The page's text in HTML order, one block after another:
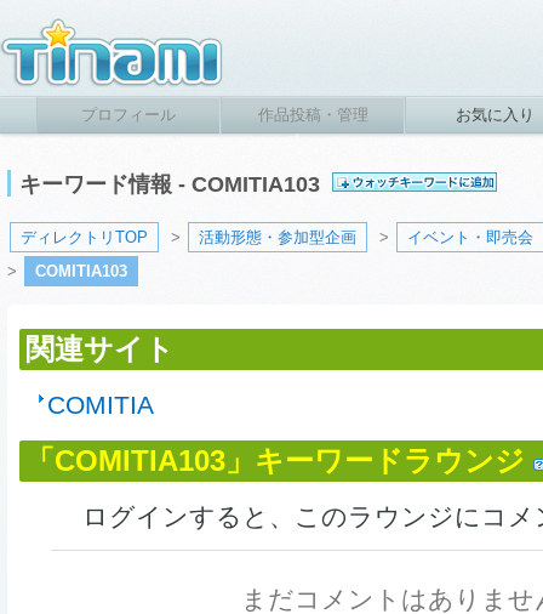
プロフィール 作品投稿・管理 お気に入り
キーワード情報 - COMITIA103
ディレクトリTOP > 活動形態・参加型企画 >
イベント・即売会
>
COMITIA103
関連サイト
COMITIA
「COMITIA103」キーワードラウンジ
ログインすると、このラウンジにコ
まだコメントはありませ